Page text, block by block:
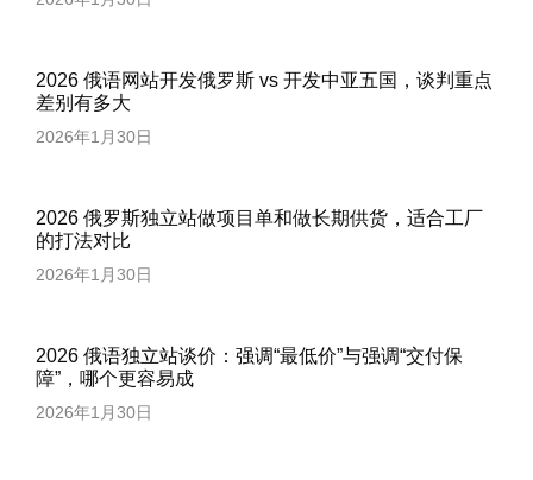
2026 俄语网站开发俄罗斯 vs 开发中亚五国，谈判重点
差别有多大
2026年1月30日
2026 俄罗斯独立站做项目单和做长期供货，适合工厂
的打法对比
2026年1月30日
2026 俄语独立站谈价：强调“最低价”与强调“交付保
障”，哪个更容易成
2026年1月30日